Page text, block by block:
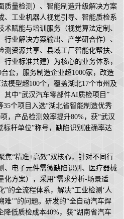
质量检测）、智能制造升级解决方案
、工业机器人视觉引导、智能质检系
赋能与培训服务（视觉算法定制、
业解决方案输出、产学研合作）、
测资源共享、县域工厂智能化帮扶、
业标准共建）为核心的业务体系，
套，服务制造企业超1000家，改造
模型超100个，覆盖湖北17个市州及
其中“武汉汽车零部件AI质检项目”
35个项目入选“湖北省智能制造优秀
，产品检测效率提升80%，获“武汉
标杆单位”称号，缺陷识别准确率达
焦“精准+高效”双核心，针对不同行
、电子元件需微缺陷识别、医疗器械
化方案），采用“需求分析-场景适
的全流程体系，解决“工业检测‘人
’”的问题。研发的“全自动汽车焊
降低质检成本40%，获“湖南省汽车